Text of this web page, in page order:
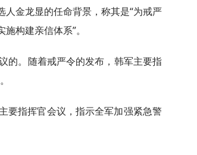
人金龙显的任命背景，称其是“为戒严
施构建亲信体系”。
的。随着戒严令的发布，韩军主要指
要指挥官会议，指示全军加强紧急警